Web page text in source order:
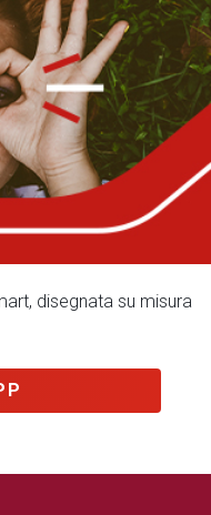
disegnata su misura